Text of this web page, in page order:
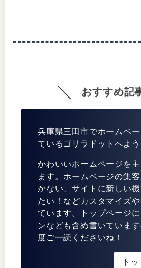
おすすめ記
兵庫県三田市でホームペ
ているゴリラドットへよ
かわいいホームページを
ます。ホームページの集
かない、サイトに新しい
たい！などカスタマイズ
ています。トップページ
ンなども含め書いていま
度ご一読くださいね！
ト